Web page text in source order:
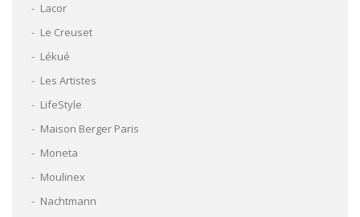
Lacor
Le Creuset
Lékué
Les Artistes
LifeStyle
Maison Berger Paris
Moneta
Moulinex
Nachtmann